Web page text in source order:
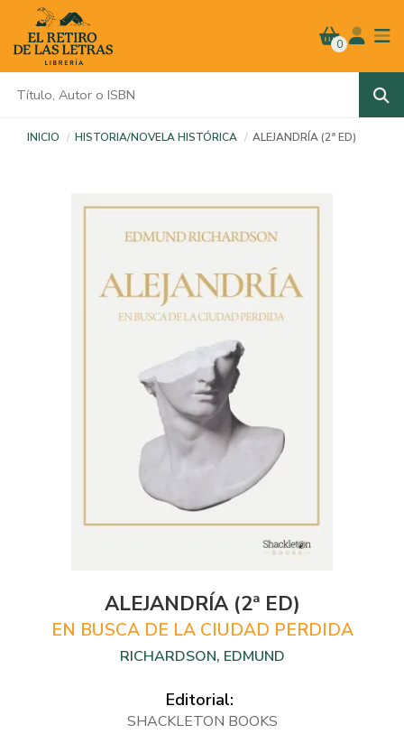
0
INICIO HISTORIA/NOVELA HISTÓRICA ALEJANDRÍA (2ª ED)
ALEJANDRÍA (2ª ED)
EN BUSCA DE LA CIUDAD PERDIDA
RICHARDSON, EDMUND
Editorial:
SHACKLETON BOOKS